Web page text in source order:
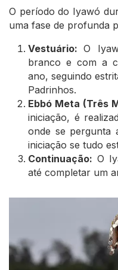
O período do Iyawó
uma fase de profunda
Vestuário:O
branco e com a
ano, seguindo
Padrinhos.
Ebbó Meta (Três
iniciação, é
onde se pergunta
iniciação se tudo
Continuação: O
até completar um